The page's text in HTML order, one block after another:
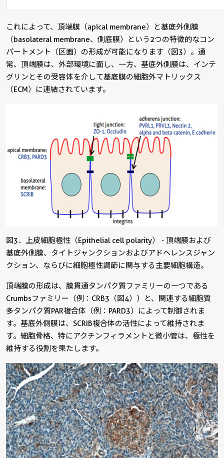
これによって、頂端膜（apical membrane）と基底外側膜
（basolateral membrane、側底膜）という2つの特徴的なコン
パートメント（区画）の形成が可能になります（図3）。通
常、頂端膜は、外部環境に面し、一方、基底外側膜は、インテ
グリンとその受容体を介して基底膜の細胞外マトリックス
（ECM）に連結されています。
図3．上皮細胞極性（Epithelial cell polarity） - 頂端膜および
基底外側膜、タイトジャンクションおよびアドヘレンスジャン
クション、ならびに細胞極性調節に関与する主要細胞構造。
頂端膜の形成は、膜貫通タンパク質ファミリーの一つである
Crumbsファミリー（例：CRB3（図4））と、関連する細胞質
多タンパク質PAR複合体（例：PARD3）によって制御されま
す。基底外側膜は、SCRIB複合体の活性によって維持されま
す。細胞骨格、特にアクチンフィラメントと微小管は、極性を
維持する役割を果たします。